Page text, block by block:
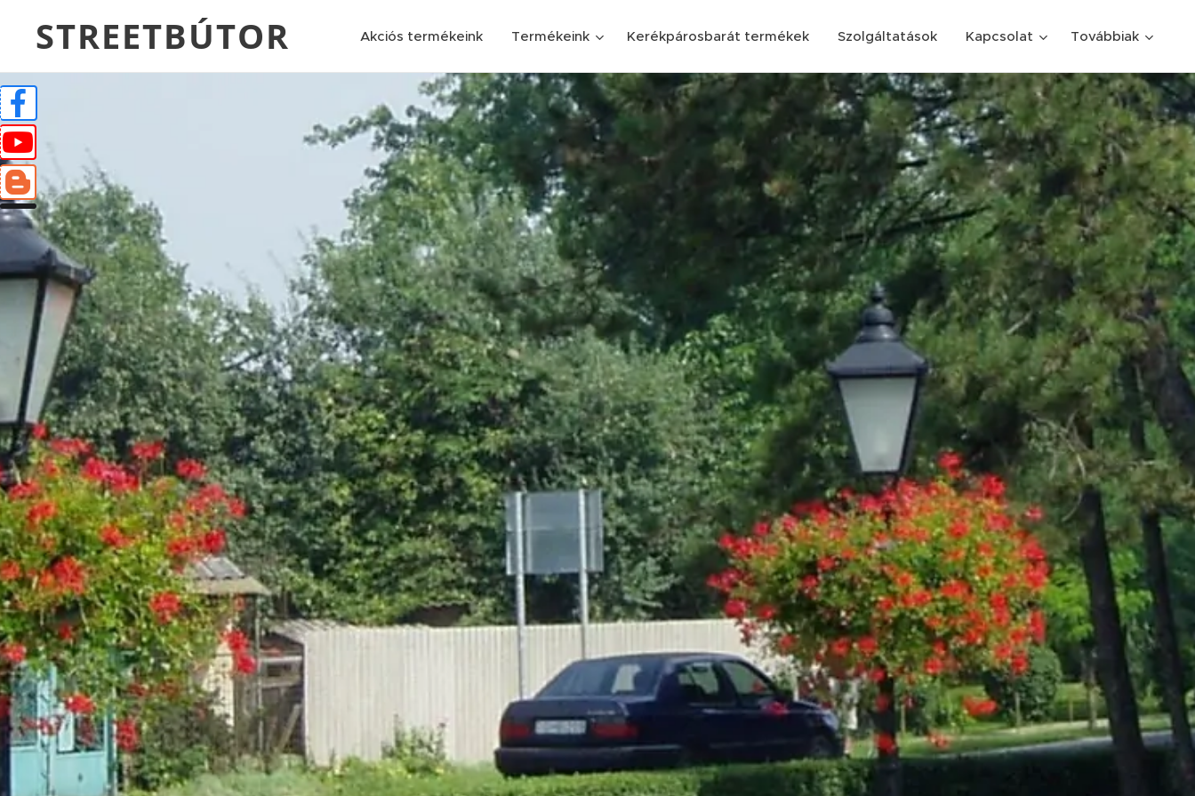
STREETBÚTOR Akciós termékeink Termékeink Kerékpárosbarát termékek Szolgáltatások Kapcsolat Továbbiak